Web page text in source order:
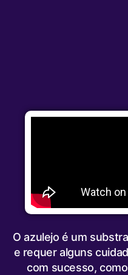
O azulejo é um
e requer alguns
com sucesso,